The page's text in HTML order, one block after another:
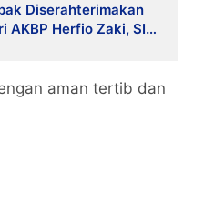
Diserahterimakan
AKBP Herfio Zaki, SIK,
aman tertib dan